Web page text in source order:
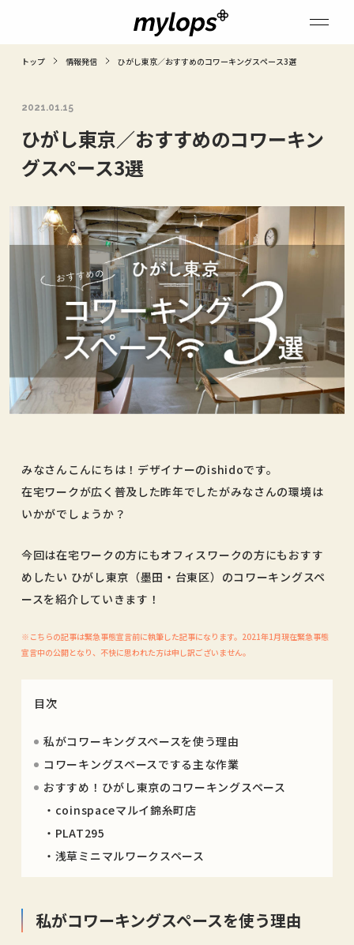
トップ 情報発信 ひがし東京／おすすめのコワーキングスペース3選
2021.01.15
ひがし東京／おすすめのコワーキン
グスペース3選
みなさんこんにちは！デザイナーのishidoです。
在宅ワークが広く普及した昨年でしたがみなさんの環境は
いかがでしょうか？
今回は在宅ワークの方にもオフィスワークの方にもおすす
めしたい ひがし東京（墨田・台東区）のコワーキングスペ
ースを紹介していきます！
※こちらの記事は緊急事態宣言前に執筆した記事になります。2021年1月現在緊急事態
宣言中の公開となり、不快に思われた方は申し訳ございません。
目次
私がコワーキングスペースを使う理由
コワーキングスペースでする主な作業
おすすめ！ひがし東京のコワーキングスペース
・coinspaceマルイ錦糸町店
・PLAT295
・浅草ミニマルワークスペース
私がコワーキングスペースを使う理由